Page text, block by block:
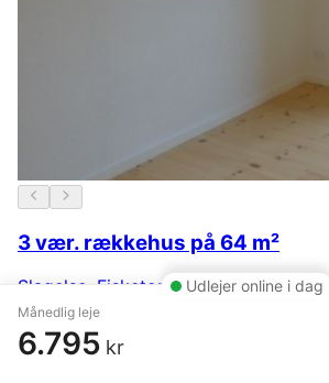
Udlejer online i dag
Månedlig leje
6.795 kr
3 vær. rækkehus på 64 m²
Slagelse Fisketorvet
7.700 kr.9. juni